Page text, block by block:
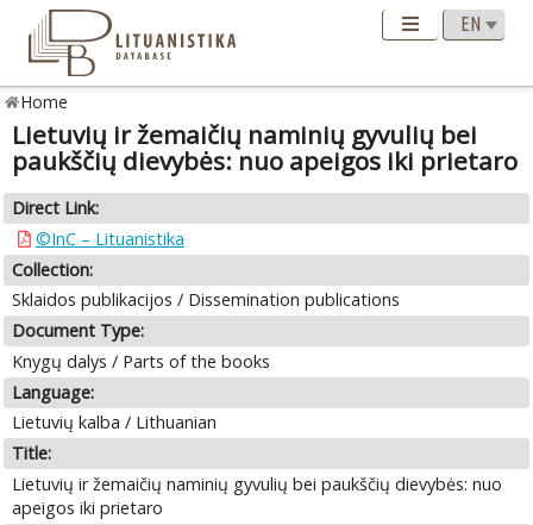
Home
Lietuvių ir žemaičių naminių gyvulių bei
paukščių dievybės: nuo apeigos iki prietaro
Direct Link:
©InC – Lituanistika
Collection:
Sklaidos publikacijos / Dissemination publications
Document Type:
Knygų dalys / Parts of the books
Language:
Lietuvių kalba / Lithuanian
Title:
Lietuvių ir žemaičių naminių gyvulių bei paukščių dievybės: nuo
apeigos iki prietaro